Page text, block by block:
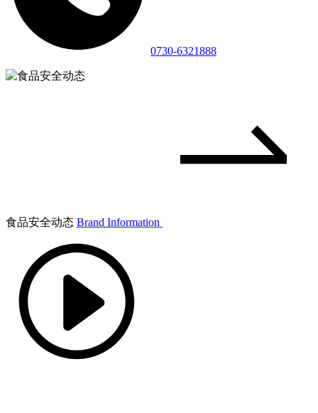
0730-6321888
食品安全动态 Brand Information